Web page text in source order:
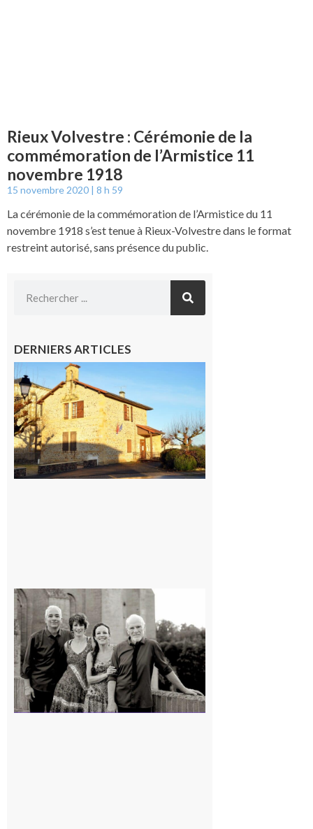
Rieux Volvestre : Cérémonie de la
commémoration de l’Armistice 11
novembre 1918
15 novembre 2020 8 h 59
La cérémonie de la commémoration de l’Armistice du 11
novembre 1918 s’est tenue à Rieux-Volvestre dans le format
restreint autorisé, sans présence du public.
DERNIERS ARTICLES